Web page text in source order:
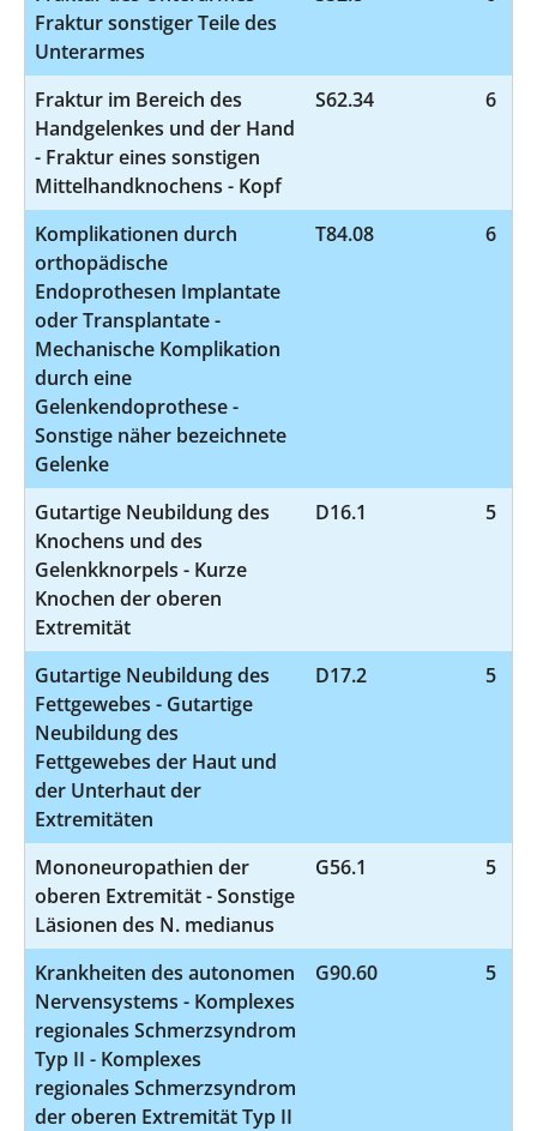
Fraktur sonstiger Teile des
Unterarmes
Fraktur im Bereich des
Handgelenkes und der Hand
- Fraktur eines sonstigen
Mittelhandknochens - Kopf
S62.34 6
Komplikationen durch
orthopädische
Endoprothesen Implantate
oder Transplantate -
Mechanische Komplikation
durch eine
Gelenkendoprothese -
Sonstige näher bezeichnete
Gelenke
T84.08 6
Gutartige Neubildung des
Knochens und des
Gelenkknorpels - Kurze
Knochen der oberen
Extremität
D16.1 5
Gutartige Neubildung des
Fettgewebes - Gutartige
Neubildung des
Fettgewebes der Haut und
der Unterhaut der
Extremitäten
D17.2 5
Mononeuropathien der
oberen Extremität - Sonstige
Läsionen des N. medianus
G56.1 5
Krankheiten des autonomen
Nervensystems - Komplexes
regionales Schmerzsyndrom
Typ II - Komplexes
regionales Schmerzsyndrom
der oberen Extremität Typ II
G90.60 5